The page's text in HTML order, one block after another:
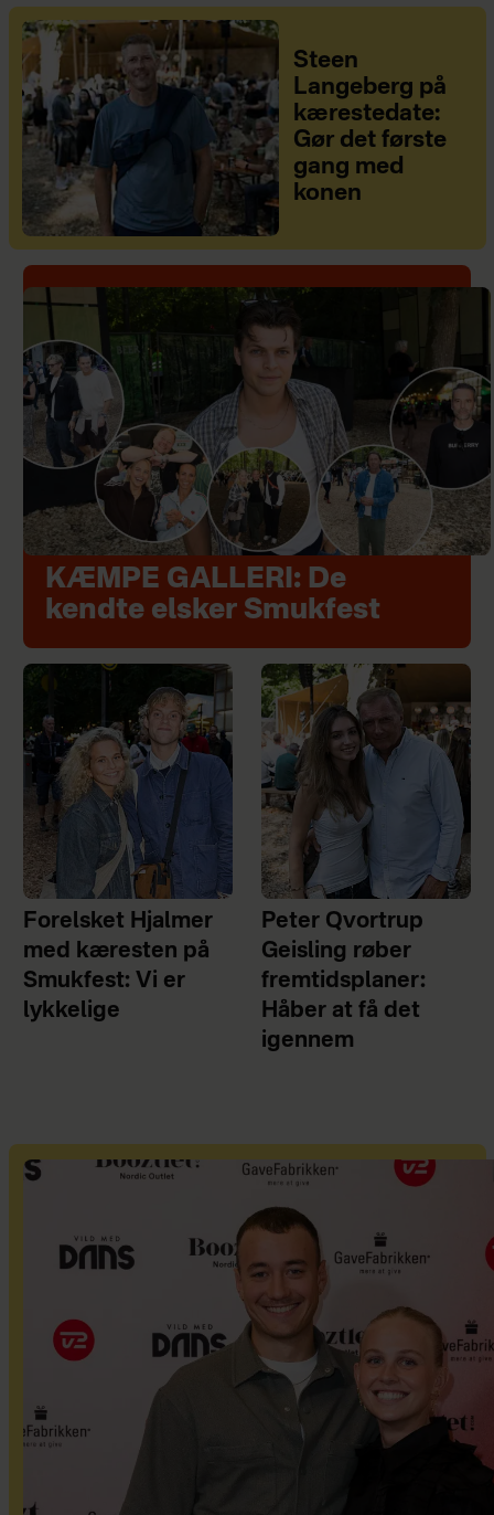
Steen
Langeberg på
kærestedate:
Gør det første
gang med
konen
KÆMPE GALLERI: De
kendte elsker Smukfest
Forelsket Hjalmer
med kæresten på
Smukfest: Vi er
lykkelige
Peter Qvortrup
Geisling røber
fremtidsplaner:
Håber at få det
igennem